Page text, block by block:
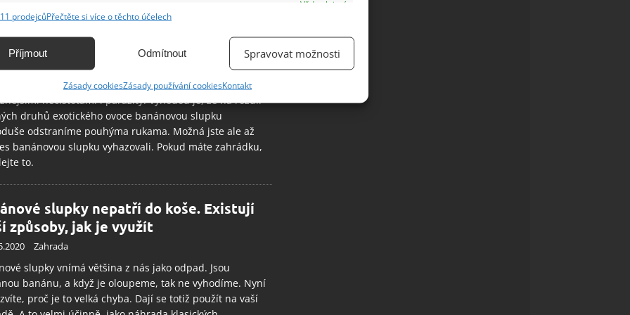
Vždy aktivní
zařízení na základě automaticky přenášených informací.
aktivně vyžádaných informací.
bezpečnosti, předcházení a zjišťování podvodů a
chyb, Poskytování a zobrazování reklamy a obsahu,
a sdělování voleb ochrany osobních údajů.
prodejcůPřečtěte si více o těchto účelech
Příjmout Odmítnout Spravovat možnosti
Zásady cookiesZásady používání cookiesKontakt
Banány, tropické ovoce, které patří k celosvětově
plodům. Konzumovat ho můžeme nejen
v syrové podobě, ale s oblibou se přidává také do
dezertů či koktejlů, hitem poslední doby je
mouka. Každé malé dítě ví, že banány mají slupku,
je jakýmsi hygienickým obalem, který plod chrání před
nečistotami i parazity. Výhodou je, že na rozdíl
druhů exotického ovoce banánovou slupku
odstraníme pouhýma rukama. Možná jste ale až
banánovou slupku vyhazovali. Pokud máte zahrádku,
to.
slupky nepatří do koše. Existují
způsoby, jak je využít
Zahrada
slupky vnímá většina z nás jako odpad. Jsou
banánu, a když je oloupeme, tak ne vyhodíme. Nyní
proč je to velká chyba. Dají se totiž použít na vaší